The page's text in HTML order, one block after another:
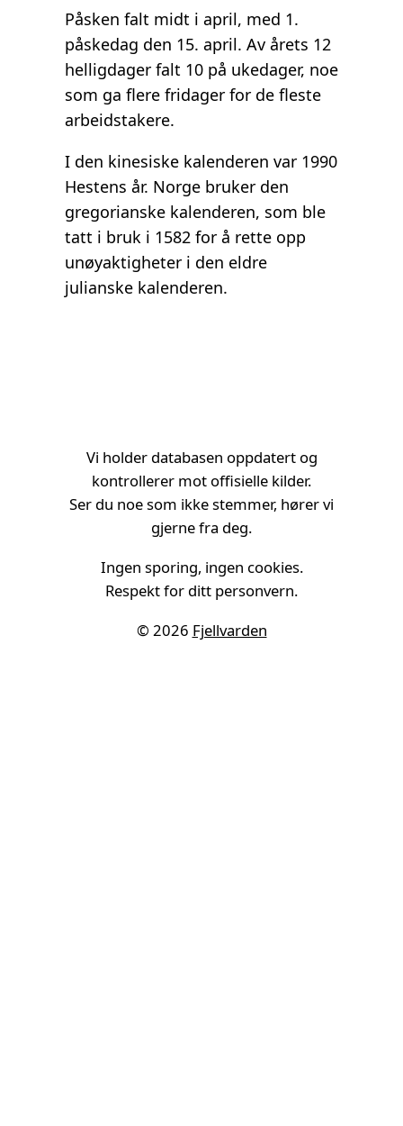
Påsken falt midt i april, med 1.
påskedag den 15. april. Av årets 12
helligdager falt 10 på ukedager, noe
som ga flere fridager for de fleste
arbeidstakere.
I den kinesiske kalenderen var 1990
Hestens år. Norge bruker den
gregorianske kalenderen, som ble
tatt i bruk i 1582 for å rette opp
unøyaktigheter i den eldre
julianske kalenderen.
Vi holder databasen oppdatert og
kontrollerer mot offisielle kilder.
Ser du noe som ikke stemmer, hører vi
gjerne fra deg.
Ingen sporing, ingen cookies.
Respekt for ditt personvern.
© 2026 Fjellvarden